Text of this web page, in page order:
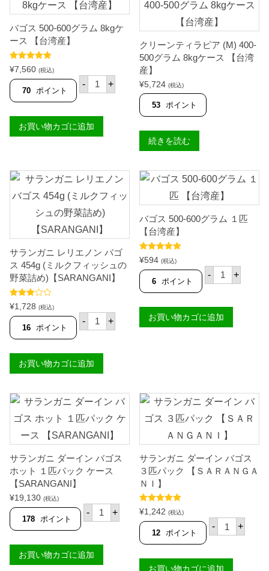
バゴス 500-600グラム 8kgケ
ース 【台湾産】
5段階中 5.00
の評価
¥7,560 (税込)
70 ポイント
- バ
ゴ
0
0
-
グ
ラ
ム
k
g
ケ
ス
【
台
湾
個
+
お買い物カゴに追加
クリーンティラピア (M) 400-
500グラム 8kgケース 【台湾
産】
¥5,724 (税込)
53 ポイント
続きを読む
サランガニ レリエノン バゴ
ス 454g (ミルクフィッシュの
野菜詰め)【SARANGANI】
5段階
中3.00
の評価
¥1,728 (税込)
16 ポイント
- サ
ラ
ニ
レ
リ
ノ
ン
バ
ゴ
ス
4
4
g
シ
ュ
の
+
お買い物カゴに追加
バゴス 500-600グラム １匹
【台湾産】
5段階中5.00
の評価
¥594 (税込)
6 ポイント
- バ
ゴ
0
0
-
１
匹
【
台
湾
産
個
+
お買い物カゴに追加
サランガニ ダーイン バゴス
ホット １匹パック ケース
【SARANGANI】
¥19,130 (税込)
178 ポイント
- サ
ラ
ニ
ダ
ー
+
お買い物カゴに追加
サランガニ ダーイン バゴス
３匹パック 【ＳＡＲＡＮＧＡ
ＮＩ】
5段階中 5.00
の評価
¥1,242 (税込)
12 ポイント
- サ
ラ
ニ
+
お買い物カゴに追加